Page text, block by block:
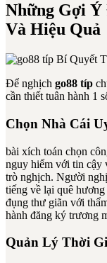
Những Gợi Ý
Và Hiệu Quả
Để nghịch go88 típ
cần thiết tuân hành 1
Chọn Nhà Cái
bài xích toán chọn
nguy hiểm với tin cậy
trò nghịch. Người
tiếng về lại quê
đụng thư giãn với
hành đăng ký trương
Quản Lý Thời